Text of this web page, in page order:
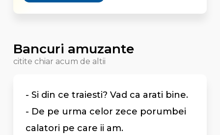
Bancuri amuzante
citite chiar acum de altii
- Si din ce traiesti? Vad ca arati bine.
- De pe urma celor zece porumbei
calatori pe care ii am.